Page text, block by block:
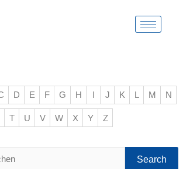
D E F G H I J K L M N
T U V W X Y Z